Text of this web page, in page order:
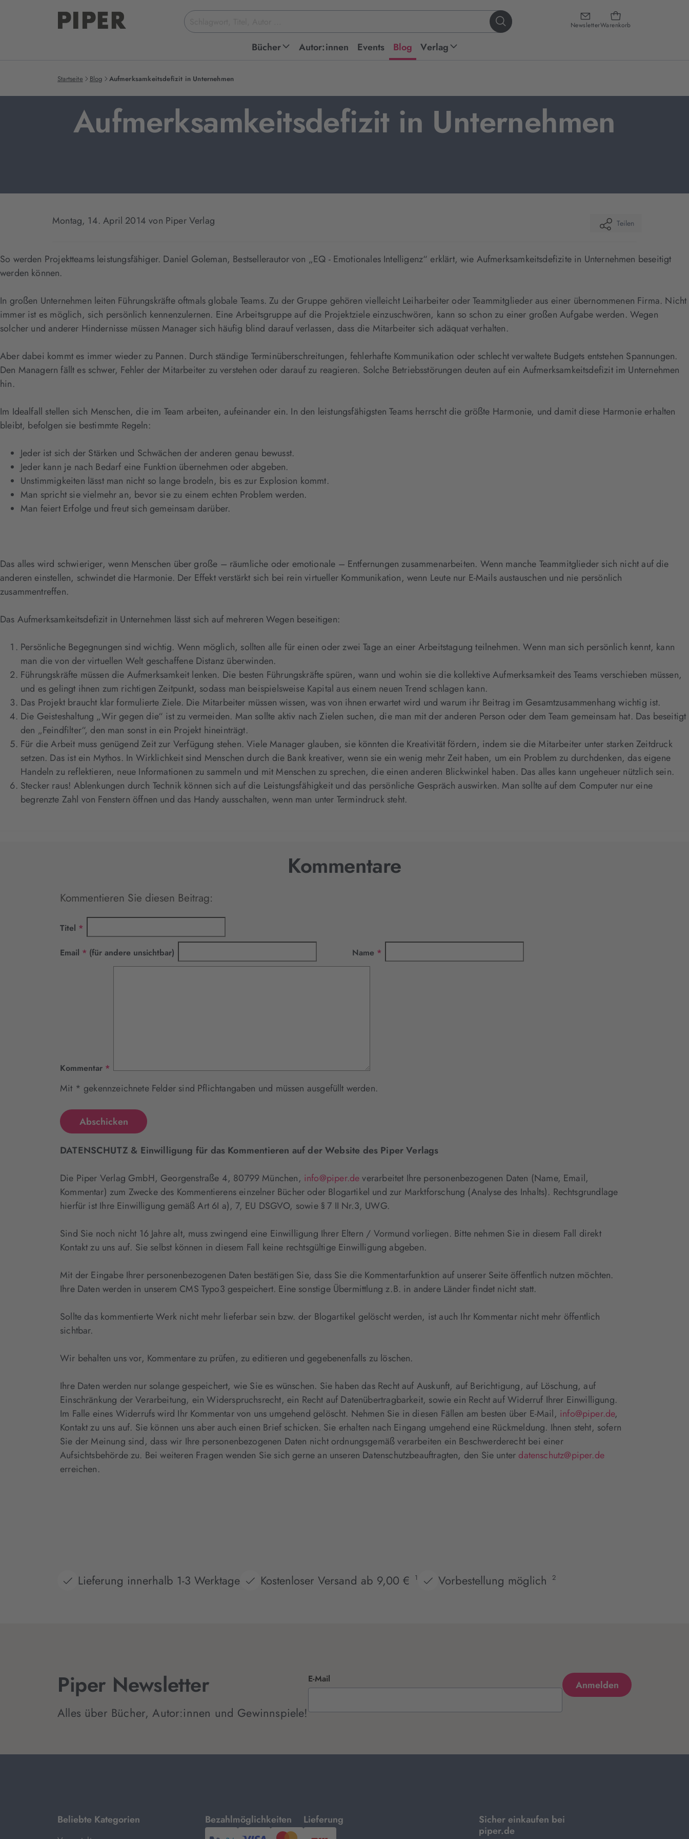
NewsletterWarenkorb
Suchbegriff
eingeben
Bücher Autor:innen Events Blog Verlag
Startseite Blog Aufmerksamkeitsdefizit in Unternehmen
Aufmerksamkeitsdefizit in Unternehmen
Montag, 14. April 2014von Piper Verlag Teilen
So werden Projektteams leistungsfähiger. Daniel Goleman, Bestsellerautor von „EQ - Emotionales Intelligenz“ erklärt, wie Aufmerksamkeitsdefizite in Unternehmen beseitigt
werden können.
In großen Unternehmen leiten Führungskräfte oftmals globale Teams. Zu der Gruppe gehören vielleicht Leiharbeiter oder Teammitglieder aus einer übernommenen Firma. Nicht
immer ist es möglich, sich persönlich kennenzulernen. Eine Arbeitsgruppe auf die Projektziele einzuschwören, kann so schon zu einer großen Aufgabe werden. Wegen
solcher und anderer Hindernisse müssen Manager sich häufig blind darauf verlassen, dass die Mitarbeiter sich adäquat verhalten.
Aber dabei kommt es immer wieder zu Pannen. Durch ständige Terminüberschreitungen, fehlerhafte Kommunikation oder schlecht verwaltete Budgets entstehen Spannungen.
Den Managern fällt es schwer, Fehler der Mitarbeiter zu verstehen oder darauf zu reagieren. Solche Betriebsstörungen deuten auf ein Aufmerksamkeitsdefizit im Unternehmen
hin.
Im Idealfall stellen sich Menschen, die im Team arbeiten, aufeinander ein. In den leistungsfähigsten Teams herrscht die größte Harmonie, und damit diese Harmonie erhalten
bleibt, befolgen sie bestimmte Regeln:
Jeder ist sich der Stärken und Schwächen der anderen genau bewusst.
Jeder kann je nach Bedarf eine Funktion übernehmen oder abgeben.
Unstimmigkeiten lässt man nicht so lange brodeln, bis es zur Explosion kommt.
Man spricht sie vielmehr an, bevor sie zu einem echten Problem werden.
Man feiert Erfolge und freut sich gemeinsam darüber.
Das alles wird schwieriger, wenn Menschen über große – räumliche oder emotionale – Entfernungen zusammenarbeiten. Wenn manche Teammitglieder sich nicht auf die
anderen einstellen, schwindet die Harmonie. Der Effekt verstärkt sich bei rein virtueller Kommunikation, wenn Leute nur E-Mails austauschen und nie persönlich
zusammentreffen.
Das Aufmerksamkeitsdefizit in Unternehmen lässt sich auf mehreren Wegen beseitigen:
Persönliche Begegnungen sind wichtig. Wenn möglich, sollten alle für einen oder zwei Tage an einer Arbeitstagung teilnehmen. Wenn man sich persönlich kennt, kann
man die von der virtuellen Welt geschaffene Distanz überwinden.
Führungskräfte müssen die Aufmerksamkeit lenken. Die besten Führungskräfte spüren, wann und wohin sie die kollektive Aufmerksamkeit des Teams verschieben müssen,
und es gelingt ihnen zum richtigen Zeitpunkt, sodass man beispielsweise Kapital aus einem neuen Trend schlagen kann.
Das Projekt braucht klar formulierte Ziele. Die Mitarbeiter müssen wissen, was von ihnen erwartet wird und warum ihr Beitrag im Gesamtzusammenhang wichtig ist.
Die Geisteshaltung „Wir gegen die“ ist zu vermeiden. Man sollte aktiv nach Zielen suchen, die man mit der anderen Person oder dem Team gemeinsam hat. Das beseitigt
den „Feindfilter“, den man sonst in ein Projekt hineinträgt.
Für die Arbeit muss genügend Zeit zur Verfügung stehen. Viele Manager glauben, sie könnten die Kreativität fördern, indem sie die Mitarbeiter unter starken Zeitdruck
setzen. Das ist ein Mythos. In Wirklichkeit sind Menschen durch die Bank kreativer, wenn sie ein wenig mehr Zeit haben, um ein Problem zu durchdenken, das eigene
Handeln zu reflektieren, neue Informationen zu sammeln und mit Menschen zu sprechen, die einen anderen Blickwinkel haben. Das alles kann ungeheuer nützlich sein.
Stecker raus! Ablenkungen durch Technik können sich auf die Leistungsfähigkeit und das persönliche Gespräch auswirken. Man sollte auf dem Computer nur eine
begrenzte Zahl von Fenstern öffnen und das Handy ausschalten, wenn man unter Termindruck steht.
Kommentare
Kommentieren Sie diesen Beitrag:
Titel *
Email * Pflichtfeld
(für andere unsichtbar) Name *
Kommentar * Pflichtfeld
Mit * gekennzeichnete Felder sind Pflichtangaben und müssen ausgefüllt werden.
DATENSCHUTZ & Einwilligung für das Kommentieren auf der Website des Piper Verlags
Die Piper Verlag GmbH, Georgenstraße 4, 80799 München, info@piper.deverarbeitet Ihre personenbezogenen Daten (Name, Email,
Kommentar) zum Zwecke des Kommentierens einzelner Bücher oder Blogartikel und zur Marktforschung (Analyse des Inhalts). Rechtsgrundlage
hierfür ist Ihre Einwilligung gemäß Art 6I a), 7, EU DSGVO, sowie § 7 II Nr.3, UWG.
Sind Sie noch nicht 16 Jahre alt, muss zwingend eine Einwilligung Ihrer Eltern / Vormund vorliegen. Bitte nehmen Sie in diesem Fall direkt
Kontakt zu uns auf. Sie selbst können in diesem Fall keine rechtsgültige Einwilligung abgeben.
Mit der Eingabe Ihrer personenbezogenen Daten bestätigen Sie, dass Sie die Kommentarfunktion auf unserer Seite öffentlich nutzen möchten.
Ihre Daten werden in unserem CMS Typo3 gespeichert. Eine sonstige Übermittlung z.B. in andere Länder findet nicht statt.
Sollte das kommentierte Werk nicht mehr lieferbar sein bzw. der Blogartikel gelöscht werden, ist auch Ihr Kommentar nicht mehr öffentlich
sichtbar.
Wir behalten uns vor, Kommentare zu prüfen, zu editieren und gegebenenfalls zu löschen.
Ihre Daten werden nur solange gespeichert, wie Sie es wünschen. Sie haben das Recht auf Auskunft, auf Berichtigung, auf Löschung, auf
Einschränkung der Verarbeitung, ein Widerspruchsrecht, ein Recht auf Datenübertragbarkeit, sowie ein Recht auf Widerruf Ihrer Einwilligung.
Im Falle eines Widerrufs wird Ihr Kommentar von uns umgehend gelöscht. Nehmen Sie in diesen Fällen am besten über E-Mail, info@piper.de,
Kontakt zu uns auf. Sie können uns aber auch einen Brief schicken. Sie erhalten nach Eingang umgehend eine Rückmeldung. Ihnen steht, sofern
Sie der Meinung sind, dass wir Ihre personenbezogenen Daten nicht ordnungsgemäß verarbeiten ein Beschwerderecht bei einer
Aufsichtsbehörde zu. Bei weiteren Fragen wenden Sie sich gerne an unseren Datenschutzbeauftragten, den Sie unterdatenschutz@piper.de
erreichen.
Lieferung innerhalb 1-3 Werktage Kostenloser Versand ab 9,00 € 1 Vorbestellung möglich 2
Piper Newsletter
Alles über Bücher, Autor:innen und Gewinnspiele!
E-Mail
Beliebte Kategorien Bezahlmöglichkeiten
mit
Lieferung
mit
Sicher einkaufen bei
piper.de